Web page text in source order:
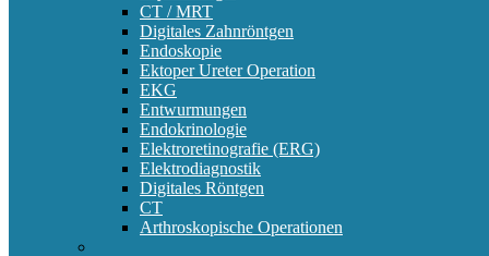
CT / MRT
Digitales Zahnröntgen
Endoskopie
Ektoper Ureter Operation
EKG
Entwurmungen
Endokrinologie
Elektroretinografie (ERG)
Elektrodiagnostik
Digitales Röntgen
CT
Arthroskopische Operationen